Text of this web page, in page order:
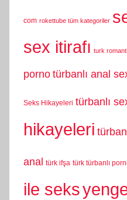
com rokettube tüm kategoriler
sex itirafı turk
porno türbanlı anal
Seks Hikayeleri türbanlı
hikayeleri
anal türk ifşa türk türbanlı
ile seks